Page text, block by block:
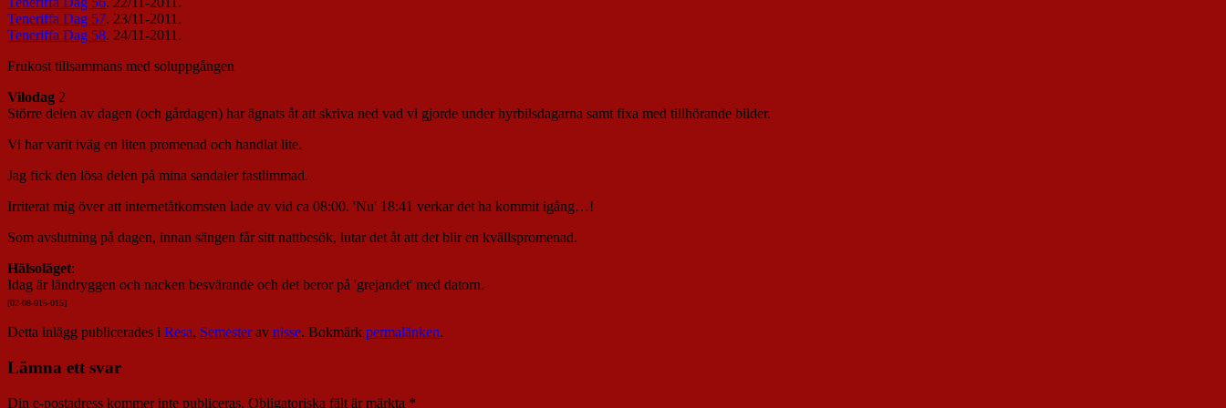
Teneriffa Dag 57. 23/11-2011.
Teneriffa Dag 58. 24/11-2011.
Frukost tillsammans med soluppgången
Vilodag 2
Större delen av dagen (och gårdagen) har ägnats åt att skriva ned vad vi gjorde under hyrbilsdagarna samt fixa med tillhörande bilder.
Vi har varit iväg en liten promenad och handlat lite.
Jag fick den lösa delen på mina sandaler fastlimmad.
Irriterat mig över att internetåtkomsten lade av vid ca 08:00. 'Nu' 18:41 verkar det ha kommit igång…!
Som avslutning på dagen, innan sängen får sitt nattbesök, lutar det åt att det blir en kvällspromenad.
Hälsoläget:
Idag är ländryggen och nacken besvärande och det beror på 'grejandet' med datorn.
[02-08-015-015]
Detta inlägg publicerades i Resa, Semesterav nisse. Bokmärk permalänken.
Lämna ett svar
Din e-postadress kommer inte publiceras. Obligatoriska fält är märkta *